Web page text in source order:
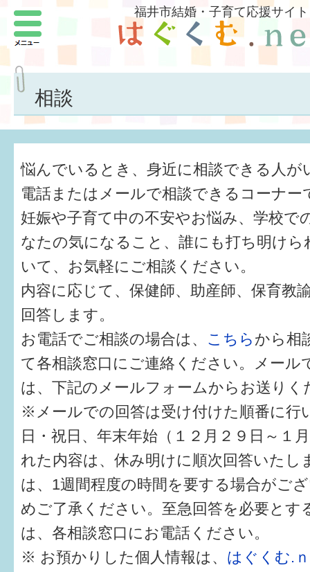
福井市結婚・子育て応援サイト
相談
悩んでいるとき、身近に相談できる人が
電話またはメールで相談できるコーナー
妊娠や子育て中の不安やお悩み、学校で
なたの気になること、誰にも打ち明け
いて、お気軽にご相談ください。
内容に応じて、保健師、助産師、保育教
回答します。
お電話でご相談の場合は、 こちら から相
て各相談窓口にご連絡ください。メール
は、下記のメールフォームからお送りく
※メールでの回答は受け付けた順番に行
日・祝日、年末年始（１２月２９日～１
れた内容は、休み明けに順次回答いたし
は、1週間程度の時間を要する場合がご
めご了承ください。至急回答を必要とす
は、各相談窓口にお電話ください。
※ お預かりした個人情報は、 はぐくむ.
メニュー
結婚したい
子どもがほしい
福井の子育て環境
子どもを育てよう
もしものときの緊急連絡先
届出・手当・助成
健診・予防接種
仲間づくり・遊び場
子どもを預けたい
入園・入学
相談したい
さまざまな支援
子育てカレンダー
妊娠